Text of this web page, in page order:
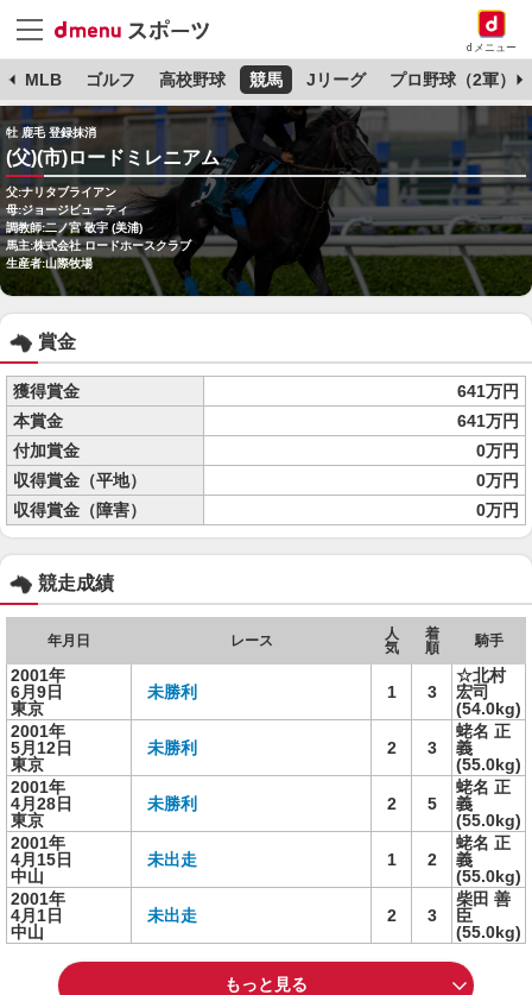
dメニュー
MLB ゴルフ 高校野球 競馬 Jリーグ プロ野球（2軍）
牡 鹿毛 登録抹消
(父)(市)ロードミレニアム
父:ナリタブライアン
母:ジョージビューティ
調教師:二ノ宮 敬宇 (美浦)
馬主:株式会社 ロードホースクラブ
生産者:山際牧場
賞金
獲得賞金
641万円
本賞金
641万円
付加賞金
0万円
収得賞金（平地）
0万円
収得賞金（障害）
0万円
競走成績
年月日 レース
人
気
着
順
騎手
2001年
6月9日
東京
未勝利 1 3
☆北村
宏司
(54.0kg)
2001年
5月12日
東京
未勝利 2 3
蛯名 正
義
(55.0kg)
2001年
4月28日
東京
未勝利 2 5
蛯名 正
義
(55.0kg)
2001年
4月15日
中山
未出走 1 2
蛯名 正
義
(55.0kg)
2001年
4月1日
中山
未出走 2 3
柴田 善
臣
(55.0kg)
もっと見る